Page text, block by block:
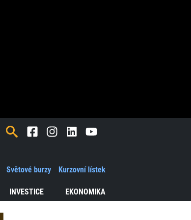
INVESTICE EKONOMIKA
Světové burzy Kurzovní lístek
FacebookInstagramLinkedInYoutube